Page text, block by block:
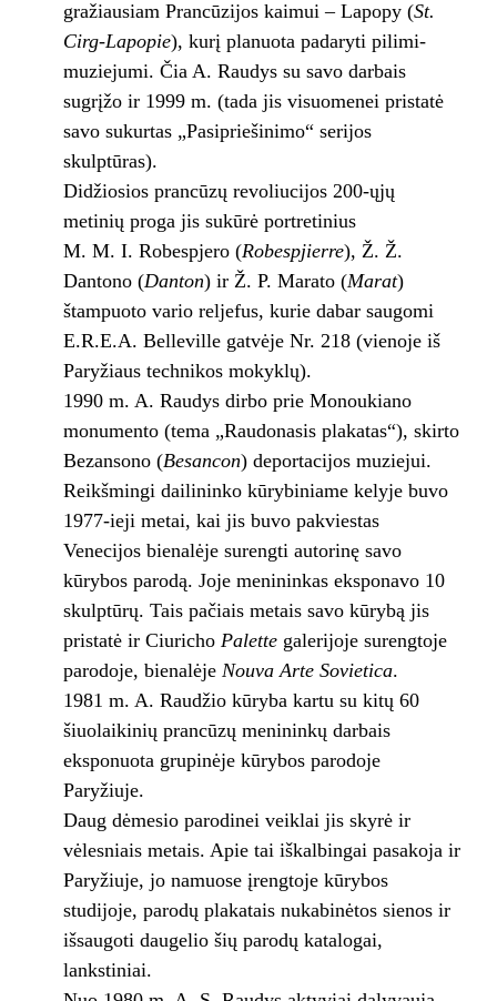
gražiausiam Prancūzijos kaimui – Lapopy (St.
Cirg-Lapopie), kurį planuota padaryti pilimi-
muziejumi. Čia A. Raudys su savo darbais
sugrįžo ir 1999 m. (tada jis visuomenei pristatė
savo sukurtas „Pasipriešinimo“ serijos
skulptūras).
Didžiosios prancūzų revoliucijos 200-ųjų
metinių proga jis sukūrė portretinius
M. M. I. Robespjero (Robespjierre), Ž. Ž.
Dantono (Danton) ir Ž. P. Marato (Marat)
štampuoto vario reljefus, kurie dabar saugomi
E.R.E.A. Belleville gatvėje Nr. 218 (vienoje iš
Paryžiaus technikos mokyklų).
1990 m. A. Raudys dirbo prie Monoukiano
monumento (tema „Raudonasis plakatas“), skirto
Bezansono (Besancon) deportacijos muziejui.
Reikšmingi dailininko kūrybiniame kelyje buvo
1977-ieji metai, kai jis buvo pakviestas
Venecijos bienalėje surengti autorinę savo
kūrybos parodą. Joje menininkas eksponavo 10
skulptūrų. Tais pačiais metais savo kūrybą jis
pristatė ir Ciuricho Palette galerijoje surengtoje
parodoje, bienalėje Nouva Arte Sovietica.
1981 m. A. Raudžio kūryba kartu su kitų 60
šiuolaikinių prancūzų menininkų darbais
eksponuota grupinėje kūrybos parodoje
Paryžiuje.
Daug dėmesio parodinei veiklai jis skyrė ir
vėlesniais metais. Apie tai iškalbingai pasakoja ir
Paryžiuje, jo namuose įrengtoje kūrybos
studijoje, parodų plakatais nukabinėtos sienos ir
išsaugoti daugelio šių parodų katalogai,
lankstiniai.